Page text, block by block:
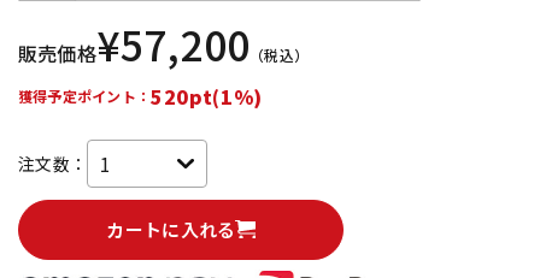
販売価格¥57,200 （税込）
獲得予定ポイント： 520pt(1%)
注文数：
カートに入れる